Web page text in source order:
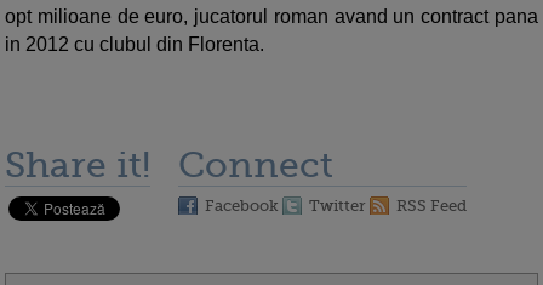
opt milioane de euro, jucatorul roman avand un contract pana
in 2012 cu clubul din Florenta.
Share it! Connect
Facebook Twitter RSS Feed